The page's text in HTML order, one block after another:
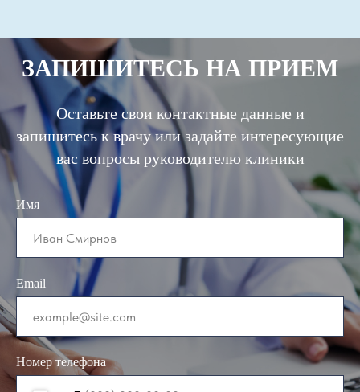
ЗАПИШИТЕСЬ НА ПРИЕМ
Оставьте свои контактные данные и
запишитесь к врачу или задайте интересующие
вас вопросы руководителю клиники
Имя
Email
Номер телефона